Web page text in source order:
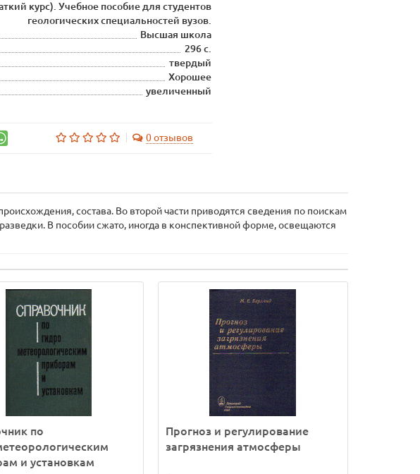
курс). Учебное пособие для студентов
геологических специальностей вузов.
Высшая школа
296 с.
твердый
Хорошее
увеличенный
0 отзывов
состава. Во второй части приводятся сведения по поискам
В пособии сжато, иногда в конспективной форме, освещаются
по
и установкам
Прогноз и регулирование
загрязнения атмосферы